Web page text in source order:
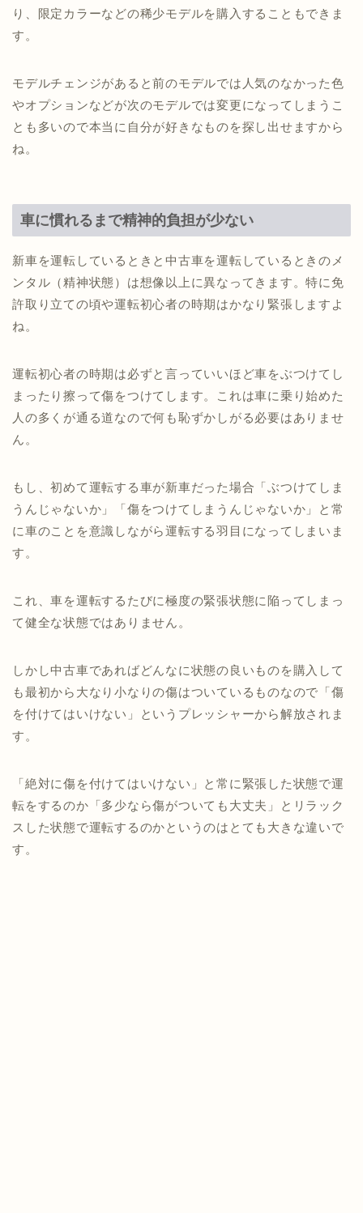
り、限定カラーなどの稀少モデルを購入することもできま
す。
モデルチェンジがあると前のモデルでは人気のなかった色
やオプションなどが次のモデルでは変更になってしまうこ
とも多いので本当に自分が好きなものを探し出せますから
ね。
車に慣れるまで精神的負担が少ない
新車を運転しているときと中古車を運転しているときのメ
ンタル（精神状態）は想像以上に異なってきます。特に免
許取り立ての頃や運転初心者の時期はかなり緊張しますよ
ね。
運転初心者の時期は必ずと言っていいほど車をぶつけてし
まったり擦って傷をつけてします。これは車に乗り始めた
人の多くが通る道なので何も恥ずかしがる必要はありませ
ん。
もし、初めて運転する車が新車だった場合「ぶつけてしま
うんじゃないか」「傷をつけてしまうんじゃないか」と常
に車のことを意識しながら運転する羽目になってしまいま
す。
これ、車を運転するたびに極度の緊張状態に陥ってしまっ
て健全な状態ではありません。
しかし中古車であればどんなに状態の良いものを購入して
も最初から大なり小なりの傷はついているものなので「傷
を付けてはいけない」というプレッシャーから解放されま
す。
「絶対に傷を付けてはいけない」と常に緊張した状態で運
転をするのか「多少なら傷がついても大丈夫」とリラック
スした状態で運転するのかというのはとても大きな違いで
す。